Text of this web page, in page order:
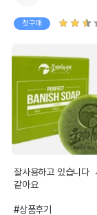
첫구매
잘사용하고 있습니다
같아요
#상품후기